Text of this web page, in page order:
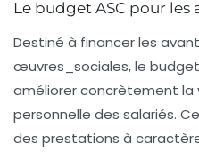
Le budget ASC pour les
Destiné à financer les
œuvres_sociales, le
améliorer concrètement la
personnelle des salariés.
des prestations à